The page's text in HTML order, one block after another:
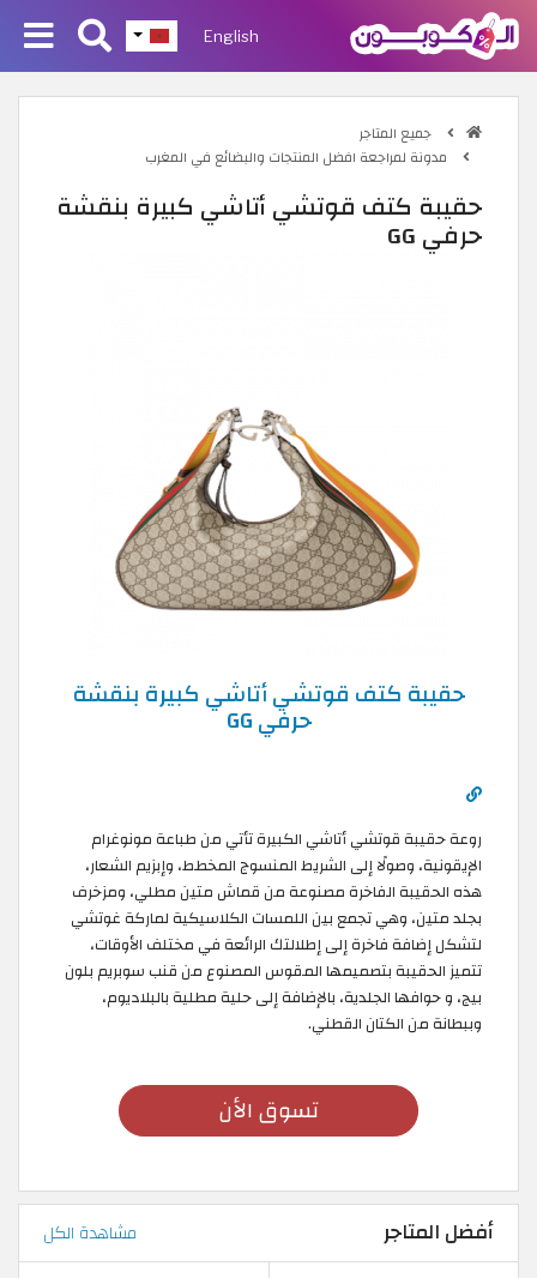
English
جميع المتاجر
مدونة لمراجعة افضل المنتجات والبضائع في المغرب
حقيبة كتف قوتشي أتاشي كبيرة بنقشة
حرفي GG
حقيبة كتف قوتشي أتاشي كبيرة بنقشة
حرفي GG
روعة حقيبة قوتشي أتاشي الكبيرة تأتي من طباعة مونوغرام
الإيقونية، وصولًا إلى الشريط المنسوج المخطط، وإبزيم الشعار،
هذه الحقيبة الفاخرة مصنوعة من قماش متين مطلي، ومزخرف
بجلد متين، وهي تجمع بين اللمسات الكلاسيكية لماركة غوتشي
لتشكل إضافة فاخرة إلى إطلالتك الرائعة في مختلف الأوقات،
تتميز الحقيبة بتصميمها المقوس المصنوع من قنب سوبريم بلون
بيج، و حوافها الجلدية، بالإضافة إلى حلية مطلية بالبلاديوم،
وببطانة من الكتان القطني.
تسوق الأن
أفضل المتاجر مشاهدة الكل